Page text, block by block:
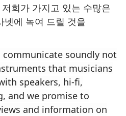
희가 가지고 있는 수많은
넷에 녹여 드릴 것을
soundly not
that musicians
speakers, hi-fi,
and we promise to
and information on